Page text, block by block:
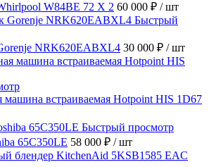
W84BE 72 X 2 60 000 ₽ / шт
Быстрый
NRK620EABXL4 30 000 ₽ / шт
машина встраиваемая Hotpoint HIS 1D67
Быстрый просмотр
65C350LE 58 000 ₽ / шт